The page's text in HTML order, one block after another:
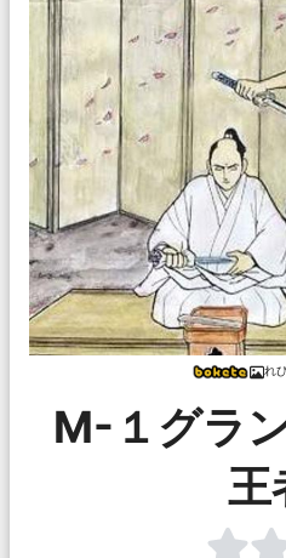
れ
M-１グラ
王